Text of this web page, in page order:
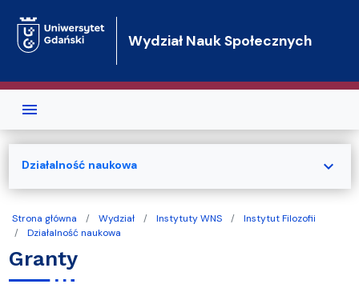
Wydział Nauk Społecznych
Strona główna Wydział Instytuty WNS
Instytut Filozofii
Działalność naukowa
Granty
Działalność naukowa expand_more